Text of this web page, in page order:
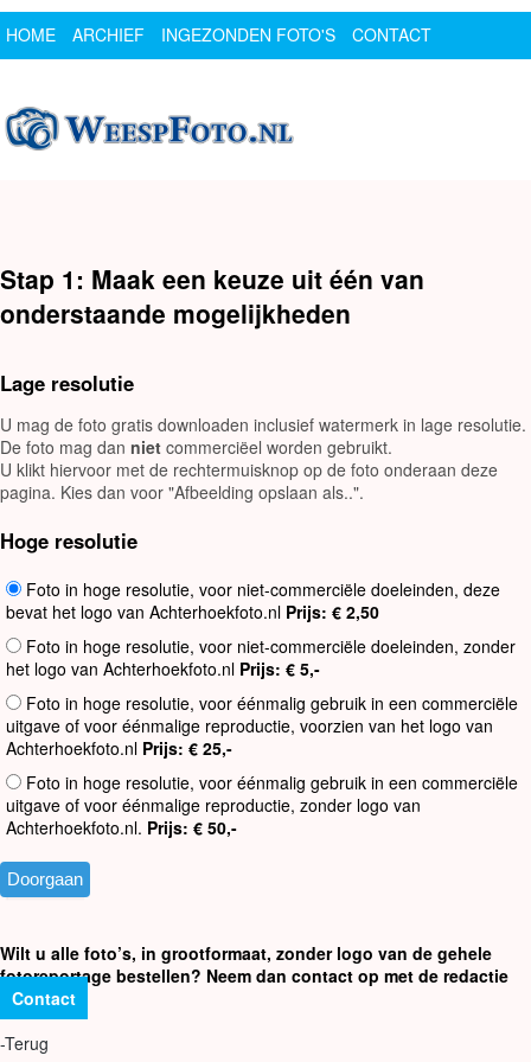
HOME ARCHIEF INGEZONDEN FOTO'S
CONTACT
Stap 1: Maak een keuze uit één van
onderstaande mogelijkheden
Lage resolutie
U mag de foto gratis downloaden inclusief watermerk in lage resolutie.
De foto mag dan niet commerciëel worden gebruikt.
U klikt hiervoor met de rechtermuisknop op de foto onderaan deze
pagina. Kies dan voor "Afbeelding opslaan als..".
Hoge resolutie
Foto in hoge resolutie, voor niet-commerciële doeleinden, deze
bevat het logo van Achterhoekfoto.nl Prijs: € 2,50
Foto in hoge resolutie, voor niet-commerciële doeleinden, zonder
het logo van Achterhoekfoto.nl Prijs: € 5,-
Foto in hoge resolutie, voor éénmalig gebruik in een commerciële
uitgave of voor éénmalige reproductie, voorzien van het logo van
Achterhoekfoto.nl Prijs: € 25,-
Foto in hoge resolutie, voor éénmalig gebruik in een commerciële
uitgave of voor éénmalige reproductie, zonder logo van
Achterhoekfoto.nl. Prijs: € 50,-
Wilt u alle foto’s, in grootformaat, zonder logo van de gehele
fotoreportage bestellen? Neem dan contact op met de redactie
Contact
-Terug